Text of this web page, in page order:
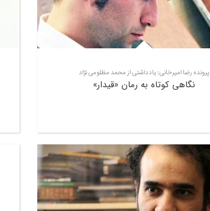
پرونده رضا امیرخانی: یادداشتی از محمد مظلومی نژاد
نگاهی کوتاه به رمان «قیدار»